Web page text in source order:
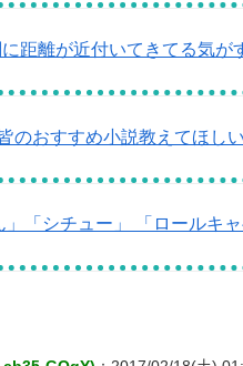
距離が近付いてきてる気が
のおすすめ小説教えてほしい
「シチュー」 「ロールキャ